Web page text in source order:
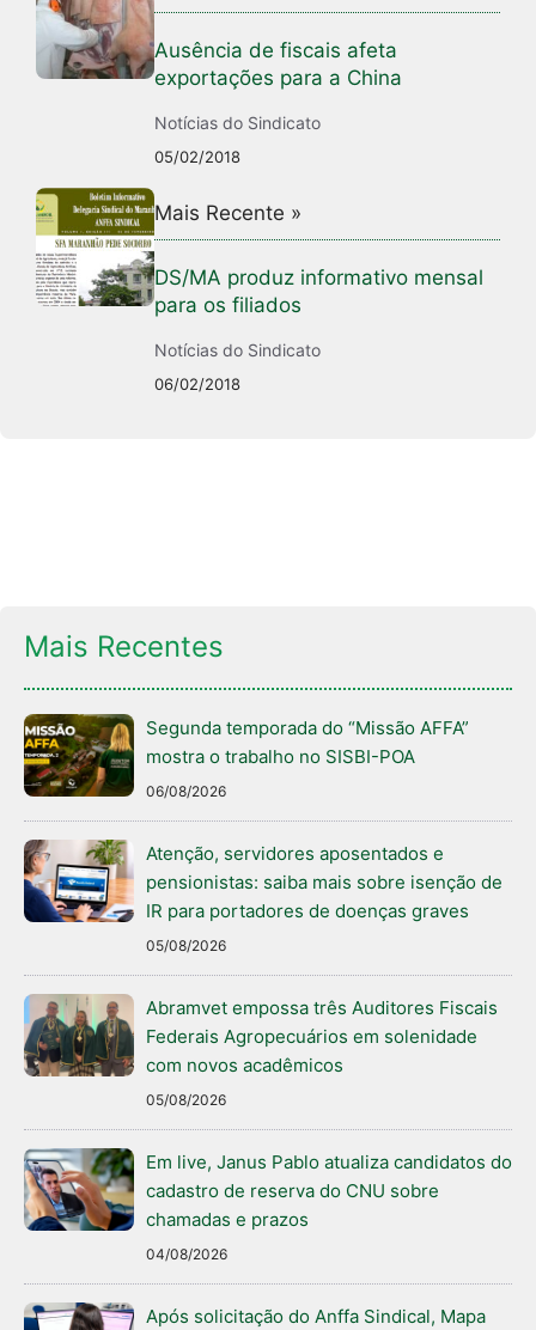
Ausência de fiscais afeta
exportações para a China
Notícias do Sindicato
05/02/2018
Mais Recente »
DS/MA produz informativo mensal
para os filiados
Notícias do Sindicato
06/02/2018
Mais Recentes
Segunda temporada do “Missão AFFA”
mostra o trabalho no SISBI-POA
06/08/2026
Atenção, servidores aposentados e
pensionistas: saiba mais sobre isenção de
IR para portadores de doenças graves
05/08/2026
Abramvet empossa três Auditores Fiscais
Federais Agropecuários em solenidade
com novos acadêmicos
05/08/2026
Em live, Janus Pablo atualiza candidatos do
cadastro de reserva do CNU sobre
chamadas e prazos
04/08/2026
Após solicitação do Anffa Sindical, Mapa